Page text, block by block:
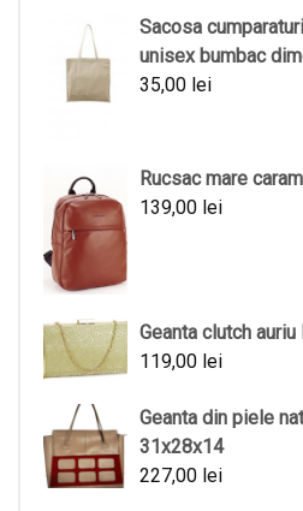
Sacosa
unisex bumbac
35,00 lei
Rucsac mare
139,00 lei
Geanta clutch
119,00 lei
Geanta din piele
31x28x14
227,00 lei